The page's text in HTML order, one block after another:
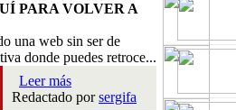
PARA VOLVER A
una web sin ser de
donde puedes retroce...
Leer más
Redactado porsergifa